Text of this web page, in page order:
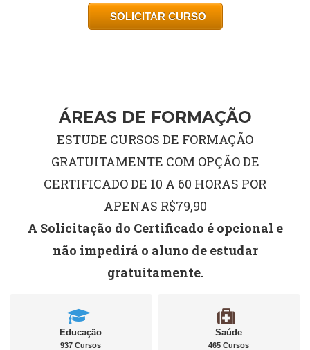
SOLICITARCURSO
ÁREAS DE FORMAÇÃO
ESTUDE CURSOS DE FORMAÇÃO
GRATUITAMENTE COM OPÇÃO DE
CERTIFICADO DE 10 A 60 HORAS POR
APENAS R$79,90
A Solicitação do Certificado é opcional e
não impedirá o aluno de estudar
gratuitamente.
Educação
937 Cursos
Saúde
465 Cursos